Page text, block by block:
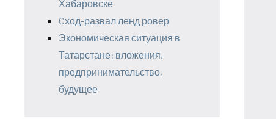
Хабаровске
Cход-развал ленд ровер
Экономическая ситуация в
Татарстане: вложения,
предпринимательство,
будущее